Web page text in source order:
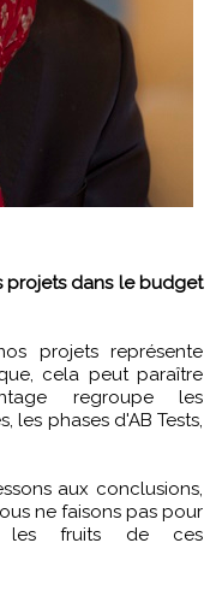
projets représente
cela peut paraître
regroupe les
les phases d'AB Tests,
aux conclusions,
ne faisons pas pour
les fruits de ces